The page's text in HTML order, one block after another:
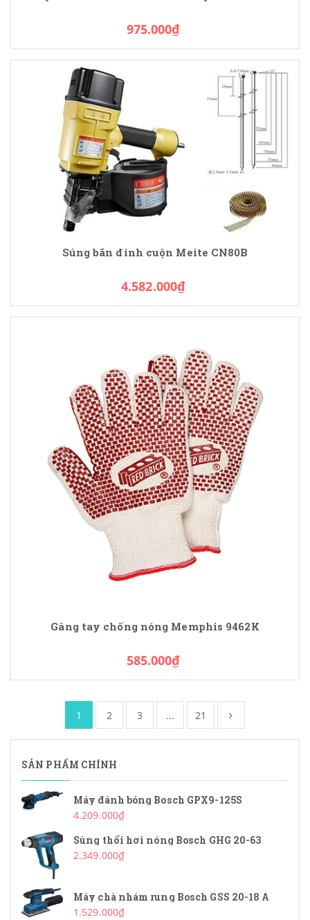
975.000₫
Súng bắn đinh cuộn Meite CN80B
4.582.000₫
Găng tay chống nóng Memphis 9462K
585.000₫
1 2 3 ... 21
SẢN PHẨM CHÍNH
Máy đánh bóng Bosch GPX9-125S
4.209.000₫
Súng thổi hơi nóng Bosch GHG 20-63
2.349.000₫
Máy chà nhám rung Bosch GSS 20-18 A
1.529.000₫